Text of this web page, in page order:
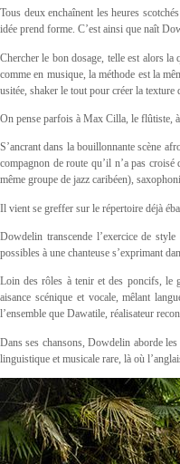
Tous deux enchaînent les heures
idée prend forme. C’est ainsi que naît
Chercher le bon dosage, telle est alors
comme en musique, la méthode est la
usitée, shaker le tout pour créer la texture
On pense parfois à Max Cilla, le flûtiste,
S’ancrant dans la bouillonnante scène
compagnon de route qu’il n’a pas
même groupe de jazz caribéen),
Il vient se greffer sur le répertoire déjà
Dowdelin transcende l’exercice de
possibles à une chanteuse s’exprimant
Loin des rôles à tenir et des poncifs, le
aisance scénique et vocale, mêlant
l’ensemble que Dawatile, réalisateur
Dans ses chansons, Dowdelin aborde
linguistique et musicale rare, là où